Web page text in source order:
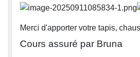
Merci d'apporter votre tapis,
Cours assuré par Bruna